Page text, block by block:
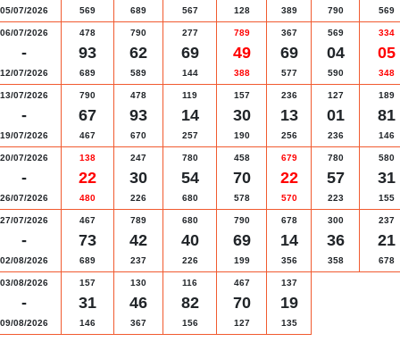
05/07/2026 569 689 567 128 389 790 569
06/07/2026
-
12/07/2026
478
93
689
790
62
589
277
69
144
789
49
388
367
69
577
569
04
590
334
05
348
13/07/2026
-
19/07/2026
790
67
467
478
93
670
119
14
257
157
30
190
236
13
256
127
01
236
189
81
146
20/07/2026
-
26/07/2026
138
22
480
247
30
226
780
54
680
458
70
578
679
22
570
780
57
223
580
31
155
27/07/2026
-
02/08/2026
467
73
689
789
42
237
680
40
226
790
69
199
678
14
356
300
36
358
237
21
678
03/08/2026
-
09/08/2026
157
31
146
130
46
367
116
82
156
467
70
127
137
19
135